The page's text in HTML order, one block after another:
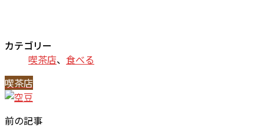
カテゴリー
喫茶店、 食べる
喫茶店
前の記事